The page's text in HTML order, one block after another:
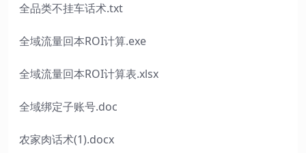
全品类不挂车话术.txt
全域流量回本ROI计算.exe
全域流量回本ROI计算表.xlsx
全域绑定子账号.doc
农家肉话术(1).docx